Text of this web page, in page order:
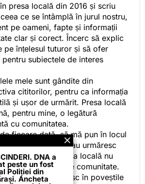
presa locală din 2016 și scriu
ce se întâmplă în jurul nostru,
pe oameni, fapte și informații
clar și corect. Încerc să explic
pe înțelesul tuturor și să ofer
subiectele de interes
mele sunt gândite din
cititorilor, pentru ca informația
și ușor de urmărit. Presa locală
pentru mine, o legătură
cu comunitatea.
fiecare dată, să mă pun în locul
citesc, privesc sau urmăresc
fac. Pentru că presa locală nu
mine, ci despre comunitate.
oamenii se regăsesc în poveștile
DNA a
peste un fost
Poliției din
Ancheta